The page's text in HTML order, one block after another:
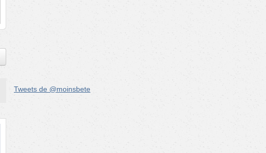
Tweets de @moinsbete